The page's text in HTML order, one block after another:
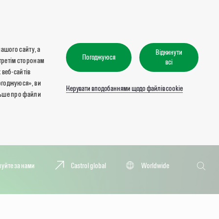
сайту, а
сторонам
сайтів
ви
про файли
Погоджуюся
Відкинути
всі
Керувати вподобаннями щодо файлів cookie
за нами Castrol global
Worldwide
Пошук